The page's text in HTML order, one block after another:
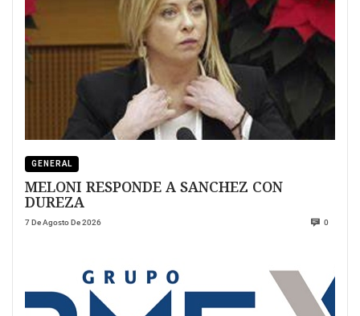
GENERAL
MELONI RESPONDE A SANCHEZ CON
DUREZA
7 De Agosto De 2026 0